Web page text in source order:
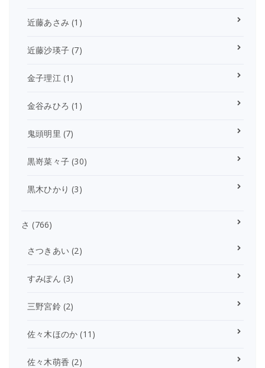
近藤あさみ (1)
近藤沙瑛子 (7)
金子理江(1)
金谷みひろ (1)
鬼頭明里 (7)
黒嵜菜々子 (30)
黒木ひかり (3)
さ (766)
さつきあい (2)
すみぽん (3)
三野宮鈴(2)
佐々木ほのか (11)
佐々木萌香 (2)